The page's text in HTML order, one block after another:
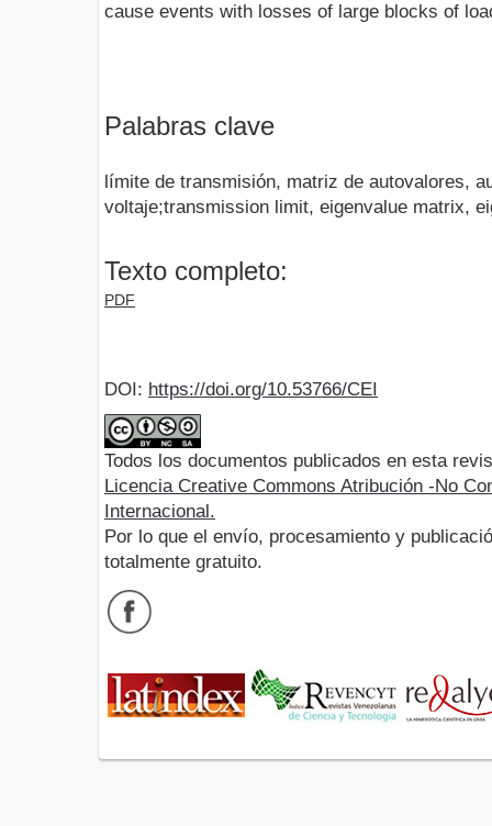
cause events with losses of large blocks of
Palabras clave
límite de transmisión, matriz de autovalores,
voltaje;transmission limit, eigenvalue matrix,
Texto completo:
PDF
DOI: https://doi.org/10.53766/CEI
Todos los documentos publicados en esta
Licencia Creative Commons Atribución -No
Internacional.
Por lo que el envío, procesamiento y
totalmente gratuito.